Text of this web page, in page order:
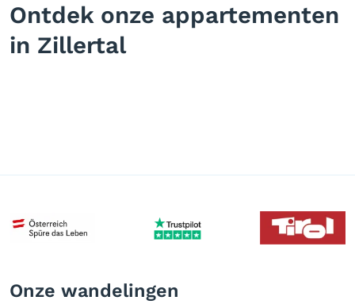
Ontdek onze appartementen
in Zillertal
Onze wandelingen